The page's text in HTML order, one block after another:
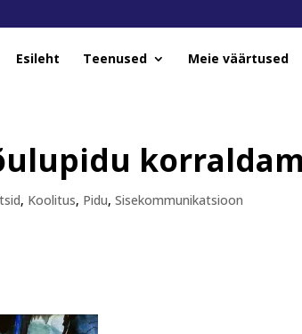
Esileht Teenused Meie väärtused
, Koolitus, Pidu,Sisekommunikatsioon